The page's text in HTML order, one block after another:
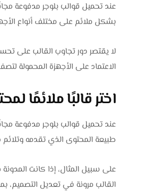
عند تحميل قوالب بلوجر مدفوعة
بشكل ملائم على مختلف أنواع
لا يقتصر دور تجاوب القالب على
الاعتماد على الأجهزة المحمولة
اختر قالبًا ملائمًا
عند تحميل قوالب بلوجر مدفوعة
طبيعة المحتوى الذي تقدمه
على سبيل المثال، إذا كانت
القالب مرونة في تعديل